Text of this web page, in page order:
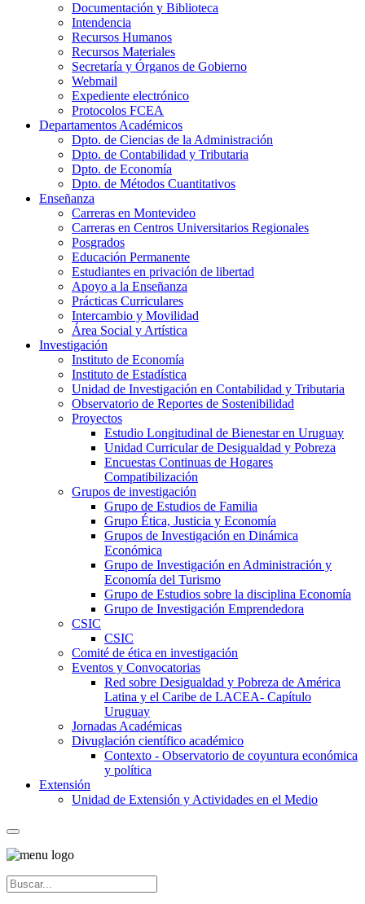
Documentación y Biblioteca
Intendencia
Recursos Humanos
Recursos Materiales
Secretaría y Órganos de Gobierno
Webmail
Expediente electrónico
Protocolos FCEA
Departamentos Académicos
Dpto. de Ciencias de la Administración
Dpto. de Contabilidad y Tributaria
Dpto. de Economía
Dpto. de Métodos Cuantitativos
Enseñanza
Carreras en Montevideo
Carreras en Centros Universitarios Regionales
Posgrados
Educación Permanente
Estudiantes en privación de libertad
Apoyo a la Enseñanza
Prácticas Curriculares
Intercambio y Movilidad
Área Social y Artística
Investigación
Instituto de Economía
Instituto de Estadística
Unidad de Investigación en Contabilidad y Tributaria
Observatorio de Reportes de Sostenibilidad
Proyectos
Estudio Longitudinal de Bienestar en Uruguay
Unidad Curricular de Desigualdad y Pobreza
Encuestas Continuas de Hogares
Compatibilización
Grupos de investigación
Grupo de Estudios de Familia
Grupo Ética, Justicia y Economía
Grupos de Investigación en Dinámica
Económica
Grupo de Investigación en Administración y
Economía del Turismo
Grupo de Estudios sobre la disciplina Economía
Grupo de Investigación Emprendedora
CSIC
CSIC
Comité de ética en investigación
Eventos y Convocatorias
Red sobre Desigualdad y Pobreza de América
Latina y el Caribe de LACEA- Capítulo
Uruguay
Jornadas Académicas
Divuglación científico académico
Contexto - Observatorio de coyuntura económica
y política
Extensión
Unidad de Extensión y Actividades en el Medio